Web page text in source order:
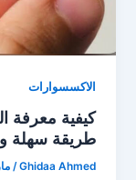
الاكسسوارات
طريقة سهلة
Ghidaa Ahmed
/